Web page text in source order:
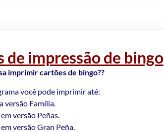
de impressão de bingo
imprimir cartões de bingo??
você pode imprimir até:
versão Família.
versão Peñas.
versão Gran Peña.